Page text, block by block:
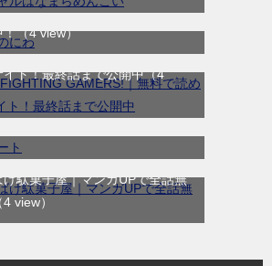
にわ｜全2巻完結！マンガUP!で
！（4 view）
GAMERS!｜無料で読め
イト！最終話まで公開中（4
ト｜リニューアルして新登場！女
画が読めるマンガアプリ！（4
駄菓子屋｜マンガUPで全話無
4 view）